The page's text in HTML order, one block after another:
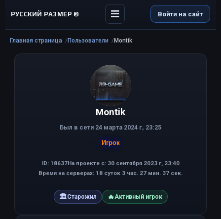
РУССКИЙ РАЗМЕР © Войти на сайт
Главная страница Пользователи Montik
Montik
Был в сети 24 марта 2024 г, 23:25
Игрок
ID: 18637На проекте с: 30 сентября 2023 г, 23:40
Время на серверах: 18 суток 3 час. 27 мин. 37 сек.
🏛Старожил 🔥Активный игрок